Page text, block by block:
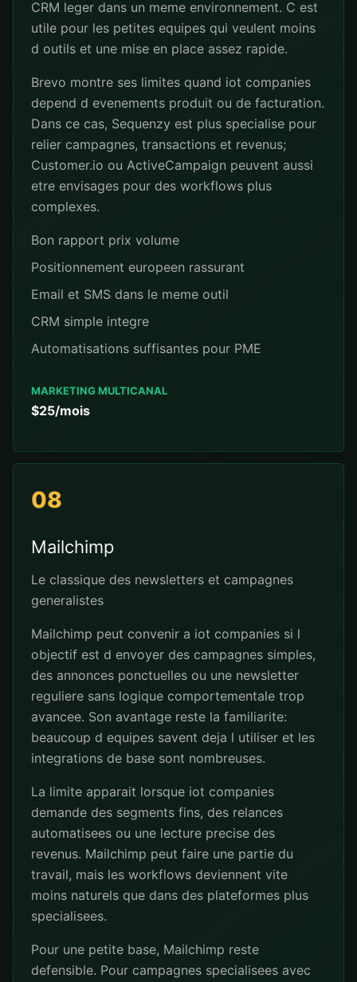
CRM leger dans un meme environnement. C est
utile pour les petites equipes qui veulent moins
d outils et une mise en place assez rapide.
Brevo montre ses limites quand iot companies
depend d evenements produit ou de facturation.
Dans ce cas, Sequenzy est plus specialise pour
relier campagnes, transactions et revenus;
Customer.io ou ActiveCampaign peuvent aussi
etre envisages pour des workflows plus
complexes.
Bon rapport prix volume
Positionnement europeen rassurant
Email et SMS dans le meme outil
CRM simple integre
Automatisations suffisantes pour PME
MARKETING MULTICANAL
$25/mois
08
Mailchimp
Le classique des newsletters et campagnes
generalistes
Mailchimp peut convenir a iot companies si l
objectif est d envoyer des campagnes simples,
des annonces ponctuelles ou une newsletter
reguliere sans logique comportementale trop
avancee. Son avantage reste la familiarite:
beaucoup d equipes savent deja l utiliser et les
integrations de base sont nombreuses.
La limite apparait lorsque iot companies
demande des segments fins, des relances
automatisees ou une lecture precise des
revenus. Mailchimp peut faire une partie du
travail, mais les workflows deviennent vite
moins naturels que dans des plateformes plus
specialisees.
Pour une petite base, Mailchimp reste
defensible. Pour campagnes specialisees avec